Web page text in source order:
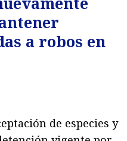
a robos en
de especies y